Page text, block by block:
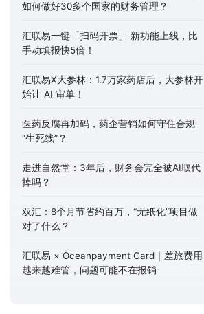
如何做好30多个国家的财务管理？
汇联易一键「扫码开票」 新功能上线，比
手动填报快5倍！
汇联易X大参林：1.7万家药店后，大参林开
始让 AI 审单！
医药反腐再加码，药企营销如何守住合规
“生死线”？
走进自然堂：3年后，财务会完全被AI取代
掉吗？
双汇：8个月节省约百万，“无纸化”项目做
对了什么？
汇联易 × Oceanpayment Card｜差旅费用
越来越难管，问题可能不在报销